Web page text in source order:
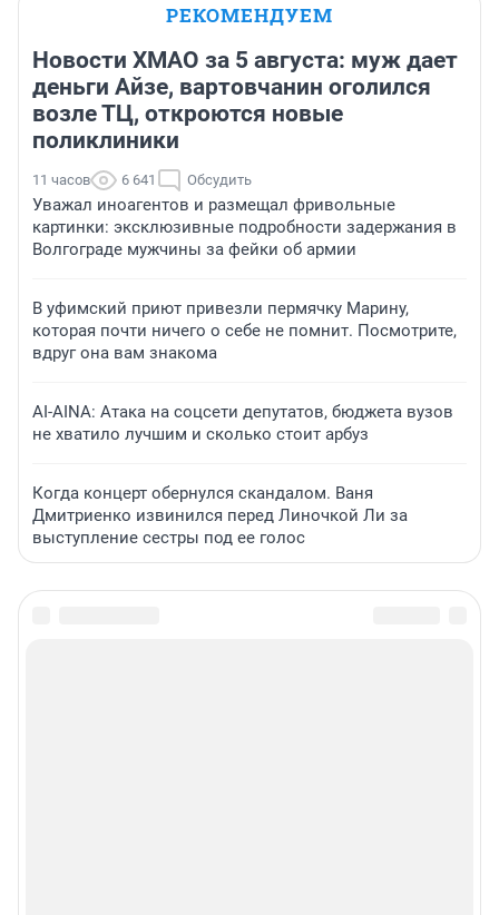
РЕКОМЕНДУЕМ
Новости ХМАО за 5 августа: муж дает
деньги Айзе, вартовчанин оголился
возле ТЦ, откроются новые
поликлиники
11 часов 6 641 Обсудить
Уважал иноагентов и размещал фривольные
картинки: эксклюзивные подробности задержания в
Волгограде мужчины за фейки об армии
В уфимский приют привезли пермячку Марину,
которая почти ничего о себе не помнит. Посмотрите,
вдруг она вам знакома
AI-AINA: Атака на соцсети депутатов, бюджета вузов
не хватило лучшим и сколько стоит арбуз
Когда концерт обернулся скандалом. Ваня
Дмитриенко извинился перед Линочкой Ли за
выступление сестры под ее голос